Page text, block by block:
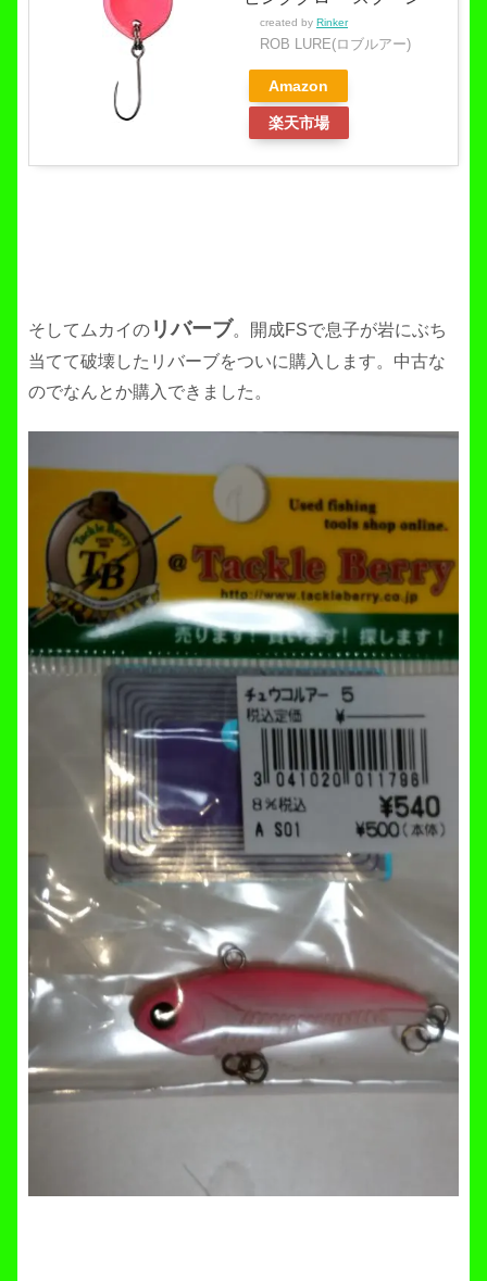
created by Rinker
ROB LURE(ロブルアー)
Amazon
楽天市場
そしてムカイの リバーブ。開成FSで息子が岩にぶち
当てて破壊したリバーブをついに購入します。中古な
のでなんとか購入できました。